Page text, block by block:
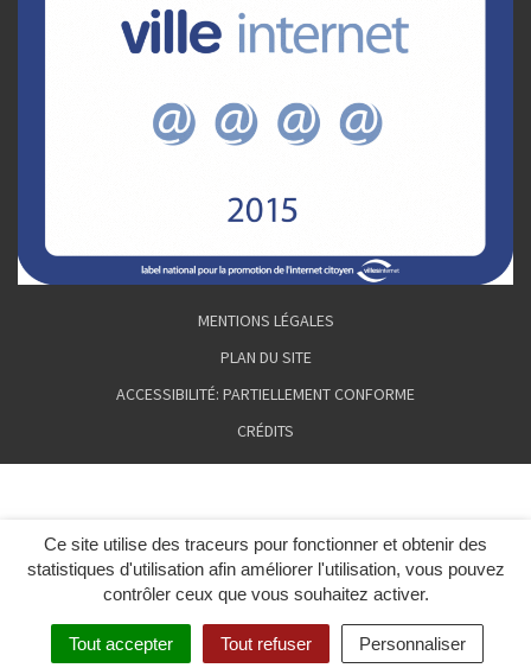
Ce site utilise des traceurs pour fonctionner et obtenir des
statistiques d'utilisation afin améliorer l'utilisation, vous pouvez
contrôler ceux que vous souhaitez activer.
Tout accepter Tout refuser Personnaliser
MENTIONS LÉGALES
PLAN DU SITE
ACCESSIBILITÉ: PARTIELLEMENT CONFORME
CRÉDITS